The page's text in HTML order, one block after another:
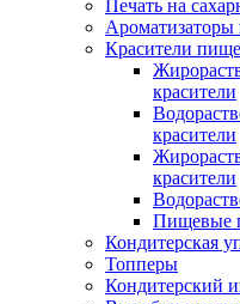
Печать на
Красители
красители
красители
красители
Пищевые
Кондитерская
Топперы
Кондитерский